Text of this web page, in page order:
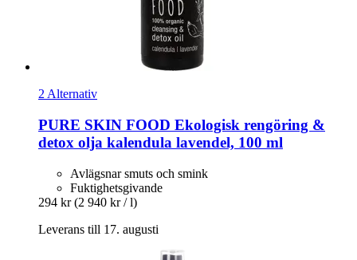
2 Alternativ
PURE SKIN FOOD Ekologisk rengöring &
detox olja kalendula lavendel, 100 ml
Avlägsnar smuts och smink
Fuktighetsgivande
294 kr (2 940 kr / l)
Leverans till 17. augusti